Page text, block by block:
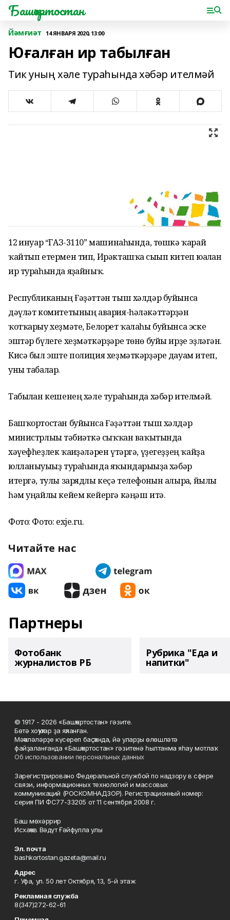
Башҡортостан
Йәмғиәт 14 ЯНВАРЯ 2020, 13:00
Юғалған ир табылған
Тик уның хәле тураһында хәбәр ителмәй
12 ғинуар “ГАЗ-3110” машинаһында, төшкә ҡарай
ҡайтып етермен тип, Ирәкташҡа сығып китеп юғалған
ир тураһында яҙғайныҡ.
Республиканың Ғәҙәттән тыш хәлдәр буйынса
дәүләт комитетының авария-һәләкәттәрҙән
ҡотҡарыу хеҙмәте, Белорет ҡалаһы буйынса эске
эштәр бүлеге хеҙмәткәрҙәре төнө буйы ирҙе эҙләгән.
Кисә был эште полиция хеҙмәткәрҙәре дауам итеп,
уны табалар.
Табылған кешенең хәле тураһында хәбәр ителмәй.
Башҡортостан буйынса Ғәҙәттән тыш хәлдәр
министрлығы тәбиғәткә сыҡҡан ваҡытында
хәүефһеҙлек ҡағиҙәләрен үтәргә, үҙегеҙҙең ҡайҙа
юлланыуығыҙ тураһында яҡындарығыҙға хәбәр
итергә, тулы зарядлы кеҫә телефонын алырға, йылы
һәм уңайлы кейем кейергә кәңәш итә.
Фото: Фото: exje.ru.
Читайте нас
Партнеры
Фотобанк
журналистов РБ
Рубрика "Еда и
напитки"
© 1917 - 2026 «Башҡортостан» гәзите.
Бөтә хоҡуҡтар ҙа яҡланған.
Мәҡәләләрҙе күсереп баҫҡанда, йә уларҙы өлөшләтә
файҙаланғанда «Башҡортостан» гәзитенә һылтанма яһау мотлаҡ.
Об использовании персональных данных
Зарегистрировано Федеральной службой по надзору в сфере
связи, информационных технологий и массовых
коммуникаций (РОСКОМНАДЗОР). Регистрационный номер:
серия ПИ ФС77-33205 от 11 сентября 2008 г.
Баш мөхәррир
Исхаҡов Вәдүт Ғәйфулла улы
Эл. почта
bashkortostan.gazeta@mail.ru
Адрес
г. Уфа, ул. 50 лет Октября, 13, 5-й этаж
Рекламная служба
8(347)272-62-61